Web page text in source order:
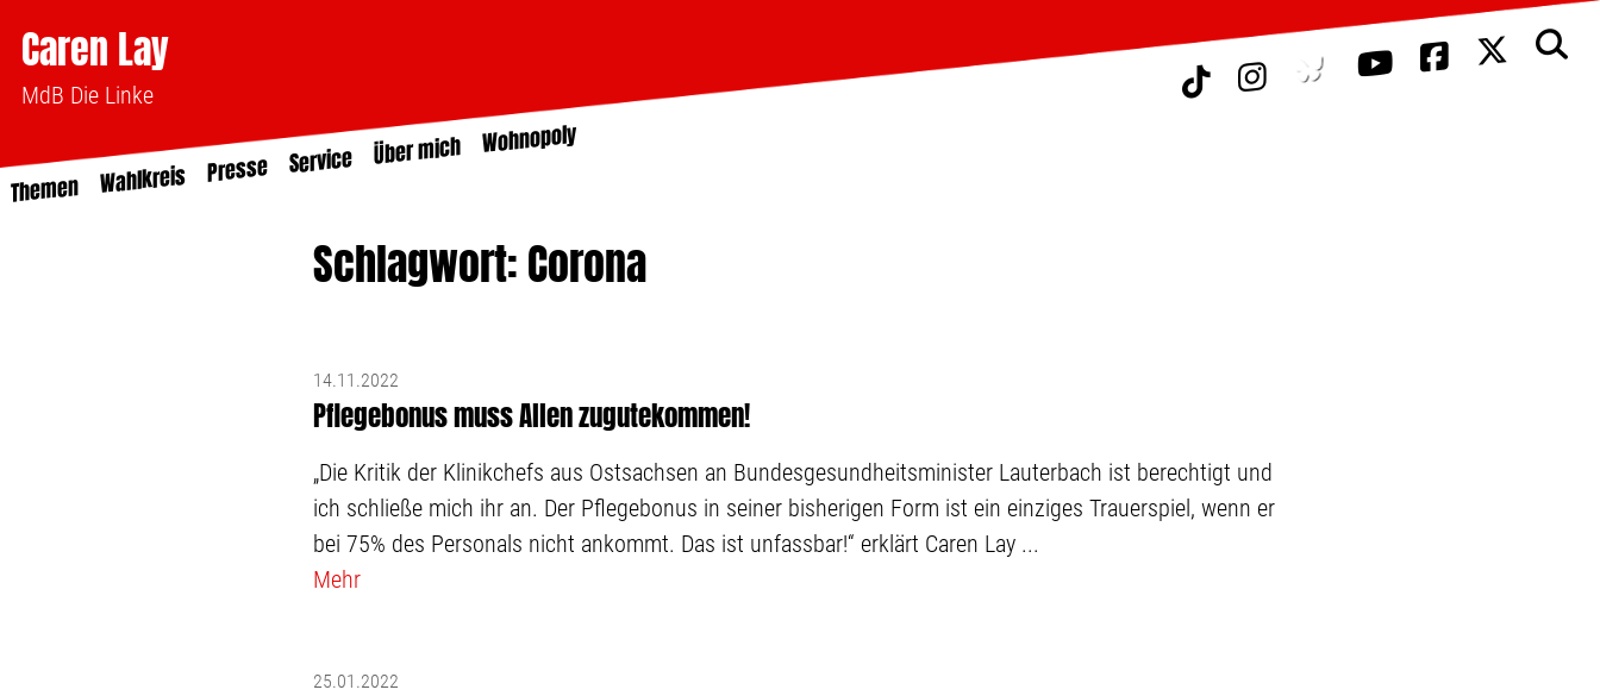
Caren Lay
MdB Die Linke
Themen Wahlkreis Presse Service Über mich Wohnopoly
Schlagwort: Corona
14.11.2022
Pflegebonus muss Allen zugutekommen!
„Die Kritik der Klinikchefs aus Ostsachsen an Bundesgesundheitsminister Lauterbach ist berechtigt und
ich schließe mich ihr an. Der Pflegebonus in seiner bisherigen Form ist ein einziges Trauerspiel, wenn er
bei 75% des Personals nicht ankommt. Das ist unfassbar!“ erklärt Caren Lay ...
Mehr
25.01.2022